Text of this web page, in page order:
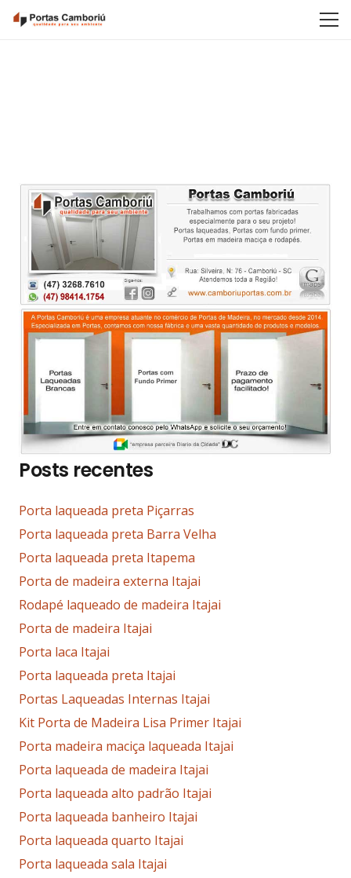
Posts recentes
Porta laqueada preta Piçarras
Porta laqueada preta Barra Velha
Porta laqueada preta Itapema
Porta de madeira externa Itajai
Rodapé laqueado de madeira Itajai
Porta de madeira Itajai
Porta laca Itajai
Porta laqueada preta Itajai
Portas Laqueadas Internas Itajai
Kit Porta de Madeira Lisa Primer Itajai
Porta madeira maciça laqueada Itajai
Porta laqueada de madeira Itajai
Porta laqueada alto padrão Itajai
Porta laqueada banheiro Itajai
Porta laqueada quarto Itajai
Porta laqueada sala Itajai